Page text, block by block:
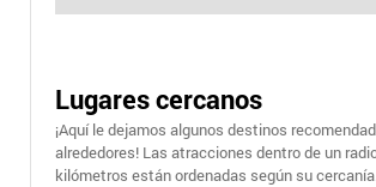
Lugares cercanos
¡Aquí le dejamos algunos destinos
alrededores! Las atracciones dentro de un
kilómetros están ordenadas según su